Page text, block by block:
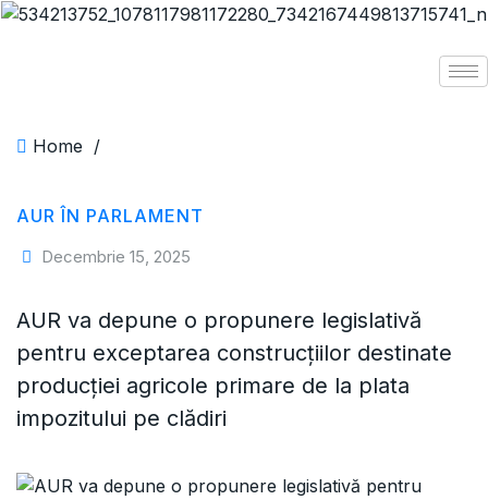
Home /
AUR ÎN PARLAMENT
Decembrie 15, 2025
AUR va depune o propunere legislativă
pentru exceptarea construcțiilor destinate
producției agricole primare de la plata
impozitului pe clădiri